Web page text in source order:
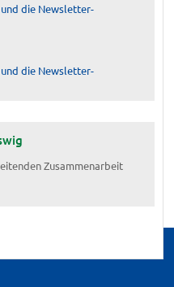
die Newsletter-
die Newsletter-
Zusammenarbeit